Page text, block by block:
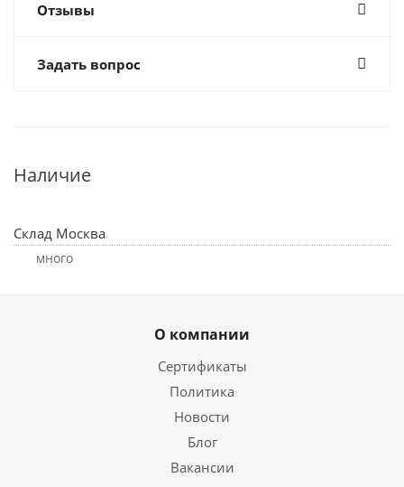
Отзывы
Задать вопрос
Наличие
Склад Москва
Много
О компании
Сертификаты
Политика
Новости
Блог
Вакансии